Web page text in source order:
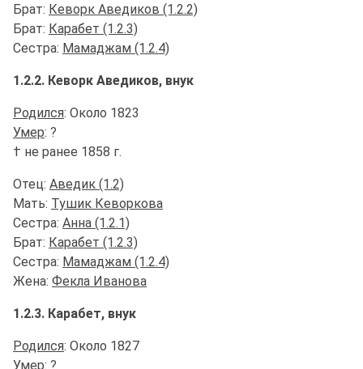
Брат: Кеворк Аведиков (1.2.2)
Брат: Карабет (1.2.3)
Сестра: Мамаджам (1.2.4)
1.2.2. Кеворк Аведиков, внук
Родился: Около 1823
Умер: ?
† не ранее 1858 г.
Отец: Аведик (1.2)
Мать: Тушик Кеворкова
Сестра: Анна (1.2.1)
Брат: Карабет (1.2.3)
Сестра: Мамаджам (1.2.4)
Жена: Фекла Иванова
1.2.3. Карабет, внук
Родился: Около 1827
Умер: ?